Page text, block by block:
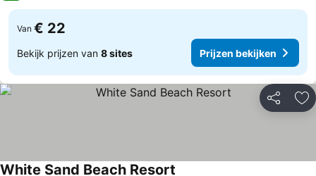
Van € 22
Bekijk prijzen van 8 sites Prijzen bekijken
Delen
White Sand Beach Resort